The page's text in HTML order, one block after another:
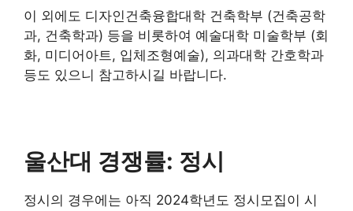
이 외에도 디자인건축융합대학 건축학부 (건축공학
과, 건축학과) 등을 비롯하여 예술대학 미술학부 (회
화, 미디어아트, 입체조형예술), 의과대학 간호학과
등도 있으니 참고하시길 바랍니다.
울산대 경쟁률: 정시
정시의 경우에는 아직 2024학년도 정시모집이 시